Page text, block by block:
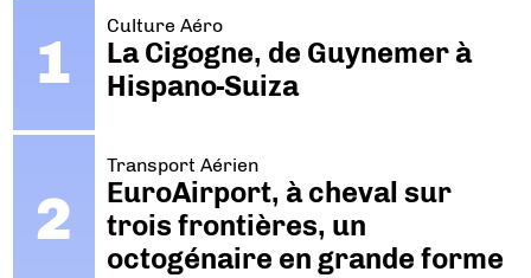
Culture Aéro
La Cigogne, de Guynemer à
Hispano-Suiza
Transport Aérien
EuroAirport, à cheval sur
trois frontières, un
octogénaire en grande forme